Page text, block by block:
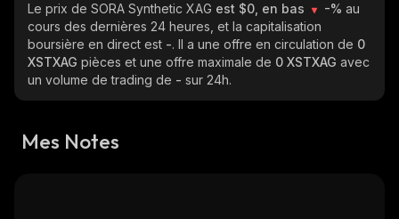
Le prix de SORA Synthetic XAG est $0, en bas -% au
cours des dernières 24 heures, et la capitalisation
boursière en direct est -. Il a une offre en circulation de 0
XSTXAG pièces et une offre maximale de 0 XSTXAG avec
un volume de trading de - sur 24h.
Mes Notes